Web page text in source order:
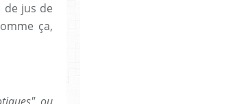
de jus de
ça,